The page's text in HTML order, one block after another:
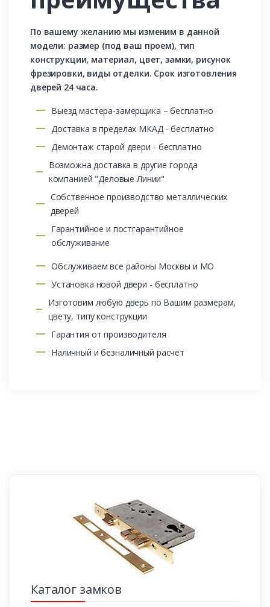
По вашему желанию мы изменим в данной
модели: размер (под ваш проем), тип
конструкции, материал, цвет, замки, рисунок
фрезировки, виды отделки. Срок изготовления
дверей 24 часа.
Выезд мастера-замерщика – бесплатно
Доставка в пределах МКАД - бесплатно
Демонтаж старой двери - бесплатно
Возможна доставка в другие города
компанией "Деловые Линии"
Собственное производство металлических
дверей
Гарантийное и постгарантийное
обслуживание
Обслуживаем все районы Москвы и МО
Установка новой двери - бесплатно
Изготовим любую дверь по Вашим размерам,
цвету, типу конструкции
Гарантия от производителя
Наличный и безналичный расчет
Каталог замков